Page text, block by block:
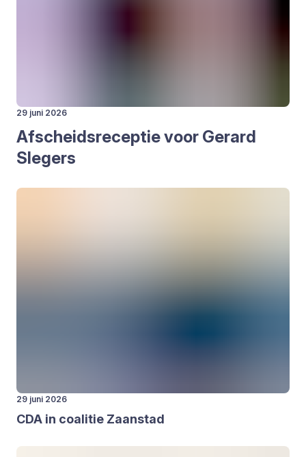
29 juni 2026
Afscheids­re­cep­tie voor Gerard
Sle­gers
29 juni 2026
CDA in coa­li­tie Zaan­stad